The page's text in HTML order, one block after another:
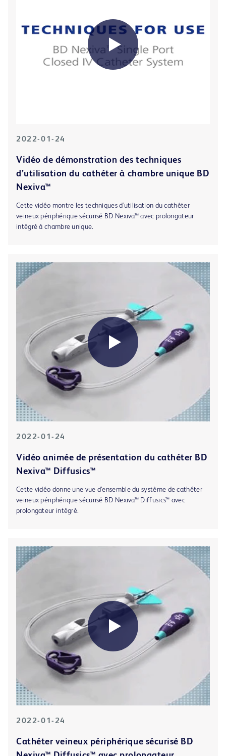
2022-01-24
Vidéo de démonstration des techniques
d’utilisation du cathéter à chambre unique BD
Nexiva™
Cette vidéo montre les techniques d’utilisation du cathéter
veineux périphérique sécurisé BD Nexiva™ avec prolongateur
intégré à chambre unique.
2022-01-24
Vidéo animée de présentation du cathéter BD
Nexiva™ Diffusics™
Cette vidéo donne une vue d’ensemble du système de cathéter
veineux périphérique sécurisé BD Nexiva™ Diffusics™ avec
prolongateur intégré.
2022-01-24
Cathéter veineux périphérique sécurisé BD